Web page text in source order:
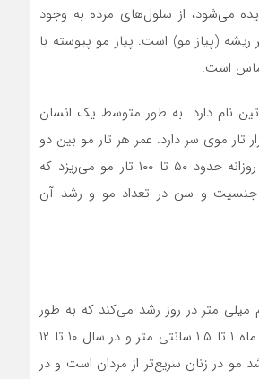
می‌شود، از سلول‌های مرده به وجود
(پیاز مو) است. پیاز مو پیوسته با
است.
نام دارد. به طور متوسط یک انسان
در حدود ۱۰۰ هزار تار موی سر دارد. عمر هر تار مو بین دو
تا ده سال است و روزانه حدود ۵۰ تا ۱۰۰ تار مو می‌ریزد که
جنسیت و سن در تعداد مو و رشد آن
میلی متر در روز رشد می‌کند که به طور
متوسط رشد آن در ماه ۱ تا ۱.۵ سانتی متر و در سال ۱۰ تا ۱۲
مو در زنان سریع‌تر از مردان است و در